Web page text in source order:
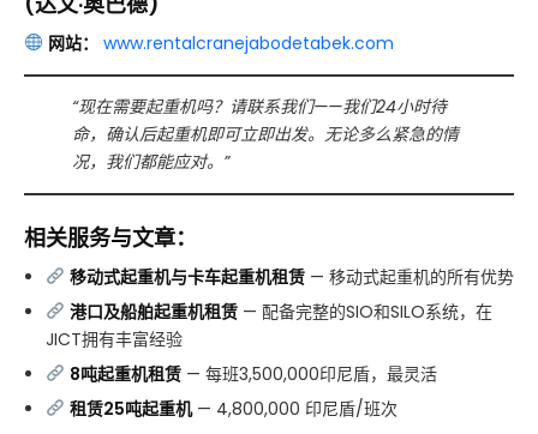
网站： www.rentalcranejabodetabek.com
“现在需要起重机吗？请联系我们——我们24小时待
命，确认后起重机即可立即出发。无论多么紧急的情
况，我们都能应对。”
相关服务与文章：
移动式起重机与卡车起重机租赁— 移动式起重机的所有优势
港口及船舶起重机租赁— 配备完整的SIO和SILO系统，在
JICT拥有丰富经验
8吨起重机租赁— 每班3,500,000印尼盾，最灵活
租赁25吨起重机— 4,800,000 印尼盾/班次